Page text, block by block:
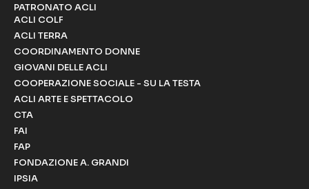
PATRONATO ACLI
ACLI COLF
ACLI TERRA
COORDINAMENTO DONNE
GIOVANI DELLE ACLI
COOPERAZIONE SOCIALE - SU LA TESTA
ACLI ARTE E SPETTACOLO
CTA
FAI
FAP
FONDAZIONE A. GRANDI
IPSIA